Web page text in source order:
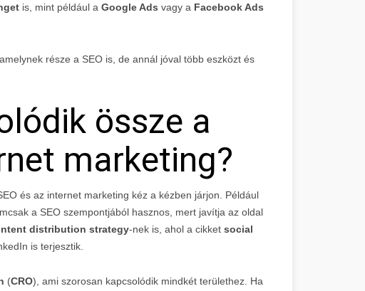
is, mint például a Google Ads vagy a Facebook Ads
része a SEO is, de annál jóval több eszközt és
össze a
marketing?
és az internet marketing kéz a kézben járjon. Például
a SEO szempontjából hasznos, mert javítja az oldal
distribution strategy-nek is, ahol a cikket social
is terjesztik.
(CRO), ami szorosan kapcsolódik mindkét területhez. Ha